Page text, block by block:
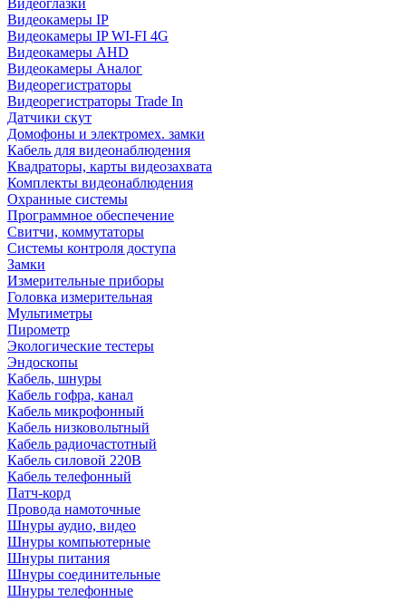
Видеоглазки
Видеокамеры IP
Видеокамеры IP WI-FI 4G
Видеокамеры AHD
Видеокамеры Аналог
Видеорегистраторы
Видеорегистраторы Trade In
Датчики скут
Домофоны и электромех. замки
Кабель для видеонаблюдения
Квадраторы, карты видеозахвата
Комплекты видеонаблюдения
Охранные системы
Программное обеспечение
Свитчи, коммутаторы
Системы контроля доступа
Замки
Измерительные приборы
Головка измерительная
Мультиметры
Пирометр
Экологические тестеры
Эндоскопы
Кабель, шнуры
Кабель гофра, канал
Кабель микрофонный
Кабель низковольтный
Кабель радиочастотный
Кабель силовой 220В
Кабель телефонный
Патч-корд
Провода намоточные
Шнуры аудио, видео
Шнуры компьютерные
Шнуры питания
Шнуры соединительные
Шнуры телефонные